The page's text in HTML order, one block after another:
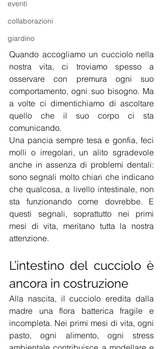
eventi
collaborazioni
giardino
Quando accogliamo un cucciolo nella
nostra vita, ci troviamo spesso a
osservare con premura ogni suo
comportamento, ogni suo bisogno. Ma
a volte ci dimentichiamo di ascoltare
quello che il suo corpo ci sta
comunicando.
Una pancia sempre tesa e gonfia, feci
molli o irregolari, un alito sgradevole
anche in assenza di problemi dentali:
sono segnali molto chiari che indicano
che qualcosa, a livello intestinale, non
sta funzionando come dovrebbe. E
questi segnali, soprattutto nei primi
mesi di vita, meritano tutta la nostra
attenzione.
L’intestino del cucciolo è
ancora in costruzione
Alla nascita, il cucciolo eredita dalla
madre una flora batterica fragile e
incompleta. Nei primi mesi di vita, ogni
pasto, ogni alimento, ogni stress